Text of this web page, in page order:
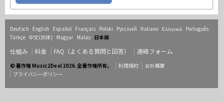
Deutsch English Español Français Polski Русский Italiano Ελληνικά Português
Türkçe 中文(简体) Magyar Malay 日本語
仕組み 料金 FAQ（よくある質問と回答） 連絡フォーム
© 著作権 Music2Deal 2026. 全著作権所有。 利用規約
会社概要
プライバシーポリシー